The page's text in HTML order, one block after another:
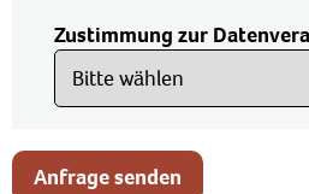
Zustimmung zur
Anfrage senden